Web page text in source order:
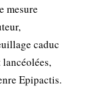
mesure
caduc
Epipactis.